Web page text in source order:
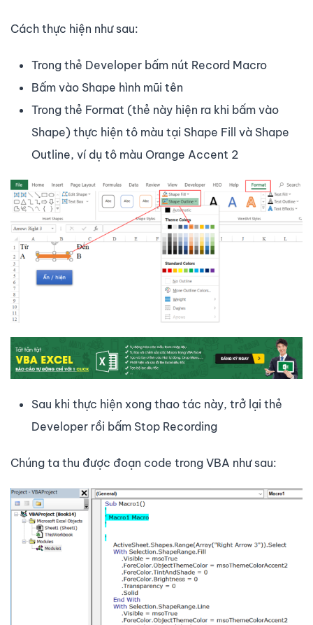
Cách thực hiện như sau:
Trong thẻ Developer bấm nút Record Macro
Bấm vào Shape hình mũi tên
Trong thẻ Format (thẻ này hiện ra khi bấm vào
Shape) thực hiện tô màu tại Shape Fill và Shape
Outline, ví dụ tô màu Orange Accent 2
Sau khi thực hiện xong thao tác này, trở lại thẻ
Developer rồi bấm Stop Recording
Chúng ta thu được đoạn code trong VBA như sau: